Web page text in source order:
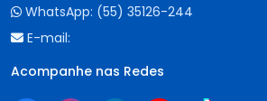
WhatsApp: (55) 35126-244
E-mail:
Acompanhe nas Redes